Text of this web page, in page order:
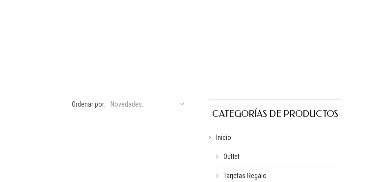
Ordenar por: Novedades:
CATEGORÍAS DE PRODUCTOS
Inicio
Outlet
Tarjetas Regalo